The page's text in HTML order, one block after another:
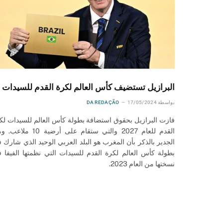
البرازيل تستضيف كأس العالم لكرة القدم للسيدات
بواسطة DA REDAÇÃO 17/05/2024
فازت البرازيل بحقوق استضافة بطولة كأس العالم للسيدات
القدم للعام 2027 والتي ستقام على أرضية
الجدير بالذكر بأن المغرب هو البلد العربي الوحيد الذي
بطولة كأس العالم لكرة القدم للسيدات التي نظمتها
نسختها من العام 2023.